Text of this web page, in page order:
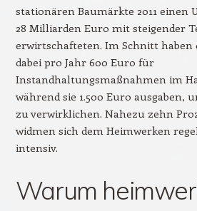
stationären Baumärkte 2011 einen
28 Milliarden Euro mit steigender
erwirtschafteten. Im Schnitt haben
dabei pro Jahr 600 Euro für
Instandhaltungsmaßnahmen im
während sie 1.500 Euro ausgaben,
zu verwirklichen. Nahezu zehn
widmen sich dem Heimwerken
intensiv.
Warum